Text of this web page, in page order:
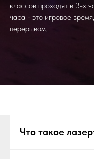
классов проходят в 3-х
часа - это игровое
перерывом.
Что такое